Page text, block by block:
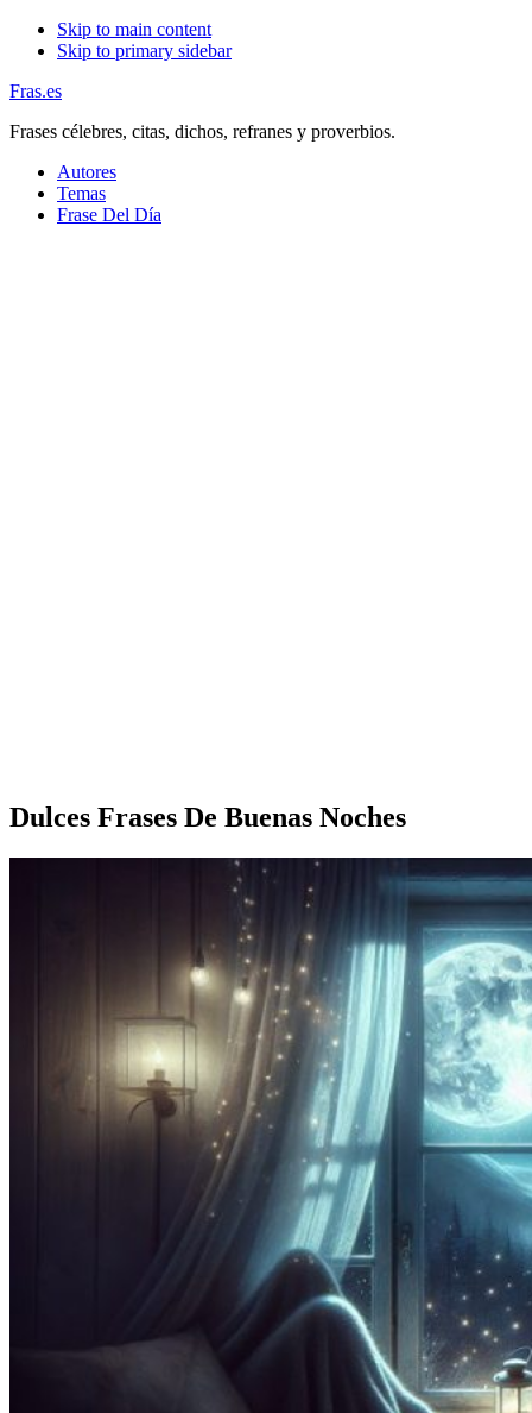
Skip to main content
Skip to primary sidebar
Fras.es
Frases célebres, citas, dichos, refranes y proverbios.
Autores
Temas
Frase Del Día
Dulces Frases De Buenas Noches